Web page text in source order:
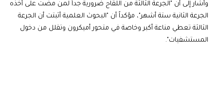
وأشار إلى أن "الجرعة الثالثة من اللقاح ضرورية جداً لمن مضت على أخذه
الجرعة الثانية ستة أشهر"، مؤكداً أن "البحوث العلمية أثبتت أن الجرعة
الثالثة تعطي مناعة أكبر وخاصة في متحور أميكرون وتقلل من دخول
المستشفيات".